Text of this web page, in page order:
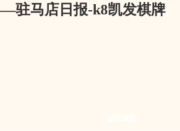
驻马店日报-k8凯发棋牌